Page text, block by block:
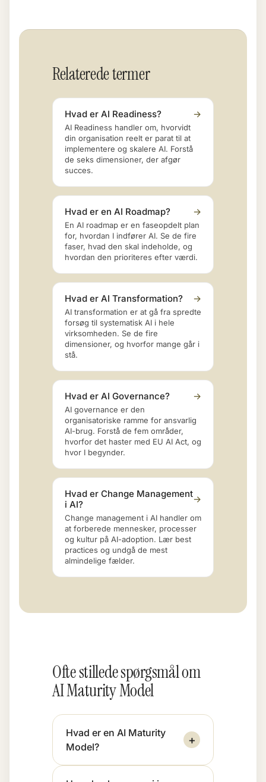
Relaterede termer
Hvad er AI Readiness? →
AI Readiness handler om, hvorvidt
din organisation reelt er parat til at
implementere og skalere AI. Forstå
de seks dimensioner, der afgør
succes.
Hvad er en AI Roadmap? →
En AI roadmap er en faseopdelt plan
for, hvordan I indfører AI. Se de fire
faser, hvad den skal indeholde, og
hvordan den prioriteres efter værdi.
Hvad er AI Transformation? →
AI transformation er at gå fra spredte
forsøg til systematisk AI i hele
virksomheden. Se de fire
dimensioner, og hvorfor mange går i
stå.
Hvad er AI Governance? →
AI governance er den
organisatoriske ramme for ansvarlig
AI-brug. Forstå de fem områder,
hvorfor det haster med EU AI Act, og
hvor I begynder.
Hvad er Change Management
i AI?
→
Change management i AI handler om
at forberede mennesker, processer
og kultur på AI-adoption. Lær best
practices og undgå de mest
almindelige fælder.
Ofte stillede spørgsmål om
AI Maturity Model
Hvad er en AI Maturity
Model?
+